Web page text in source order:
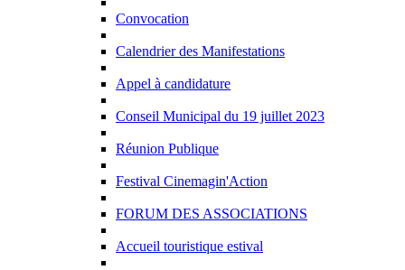
Convocation
Calendrier des Manifestations
Appel à candidature
Conseil Municipal du 19 juillet 2023
Réunion Publique
Festival Cinemagin'Action
FORUM DES ASSOCIATIONS
Accueil touristique estival